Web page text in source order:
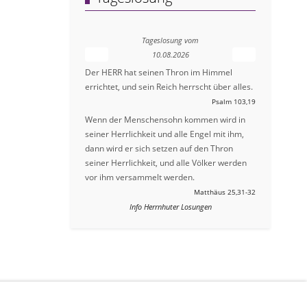
Tageslosung vom
10.08.2026
Der HERR hat seinen Thron im Himmel
errichtet, und sein Reich herrscht über alles.
Psalm 103,19
Wenn der Menschensohn kommen wird in
seiner Herrlichkeit und alle Engel mit ihm,
dann wird er sich setzen auf den Thron
seiner Herrlichkeit, und alle Völker werden
vor ihm versammelt werden.
Matthäus 25,31-32
Info Herrnhuter Losungen